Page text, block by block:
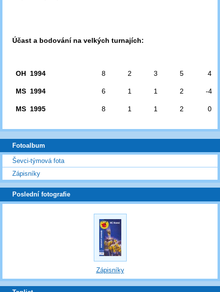
Účast a bodování na velkých turnajích:
OH 1994 8 2 3 5 4
MS 1994 6 1 1 2 -4
MS 1995 8 1 1 2 0
Fotoalbum
Ševci-týmová fota
Zápisníky
Poslední fotografie
Zápisníky